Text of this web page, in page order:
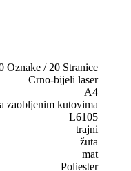
Oznake / 20 Stranice
Crno-bijeli laser
A4
zaobljenim kutovima
L6105
trajni
žuta
mat
Poliester